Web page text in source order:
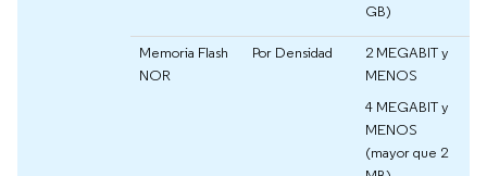
GB)
Memoria Flash
NOR
Por Densidad
2 MEGABIT y
MENOS
4 MEGABIT y
MENOS
(mayor que 2